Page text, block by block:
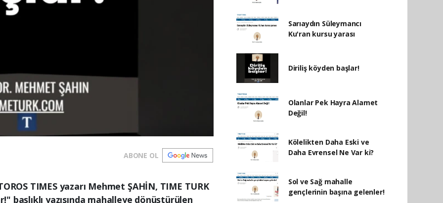
ABONE OL
TIMES yazarı Mehmet ŞAHİN, TIME TURK
başlıklı yazısında mahalleye dönüştürülen
Sarıaydın Süleymancı
Ku'ran kursu yarası
Diriliş köyden başlar!
Olanlar Pek Hayra Alamet
Değil!
Kölelikten Daha Eski ve
Daha Evrensel Ne Var ki?
Sol ve Sağ mahalle
gençlerinin başına gelenler!